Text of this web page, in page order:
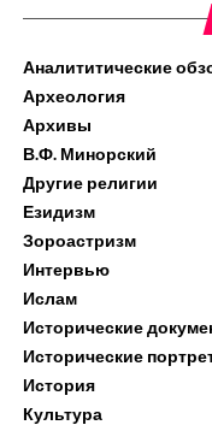
Аналититические
Археология
Архивы
В.Ф. Минорский
Другие религии
Езидизм
Зороастризм
Интервью
Ислам
Исторические
Исторические
История
Культура